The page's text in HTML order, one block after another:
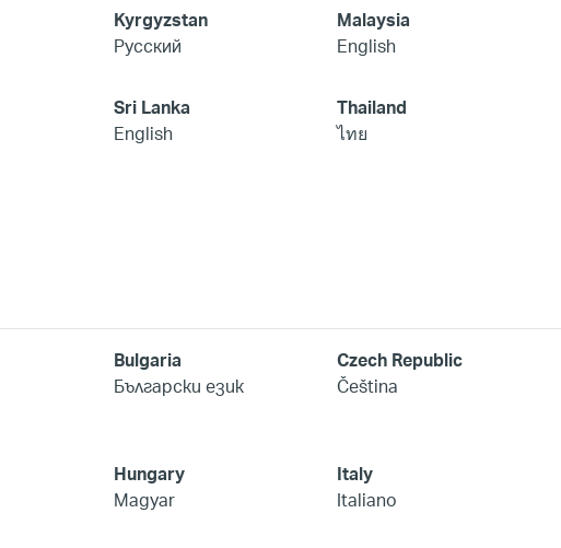
Kyrgyzstan
Русский
Malaysia
English
Sri Lanka
English
Thailand
ไทย
Bulgaria
Български език
Czech Republic
Čeština
Hungary
Magyar
Italy
Italiano